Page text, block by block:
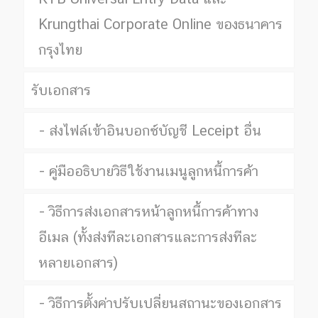
Krungthai Corporate Online ของธนาคาร
กรุงไทย
รับเอกสาร
ส่งไฟล์เข้าอินบอกซ์บัญชี Leceipt อื่น
คู่มืออธิบายวิธีใช้งานเมนูลูกหนี้การค้า
วิธีการส่งเอกสารหน้าลูกหนี้การค้าทาง
อีเมล (ทั้งส่งทีละเอกสารและการส่งทีละ
หลายเอกสาร)
วิธีการตั้งค่าปรับเปลี่ยนสถานะของเอกสาร